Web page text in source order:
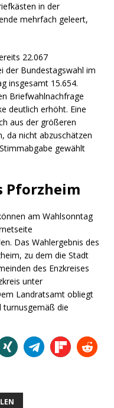
in der
mehrfach geleert,
22.067
der Bundestagswahl im
insgesamt 15.654.
Briefwahlnachfrage
deutlich erhöht. Eine
aus der größeren
da nicht abzuschätzen
gewählt
Pforzheim
am Wahlsonntag
Das Wahlergebnis des
zu dem die Stadt
des Enzkreises
unter
Landratsamt obliegt
turnusgemäß die